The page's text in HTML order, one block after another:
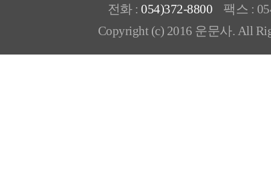
전화 : 054)372-8800 팩스 :
Copyright (c) 2016 운문사. All